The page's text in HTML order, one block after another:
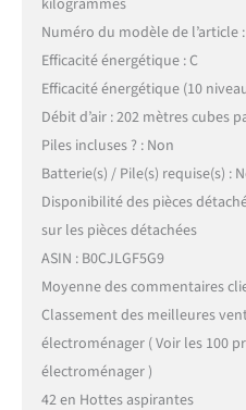
kilogrammes
Numéro du modèle de l’article :
Efficacité énergétique : C
Efficacité énergétique (10
Débit d’air : 202 mètres cubes
Piles incluses ? : Non
Batterie(s) / Pile(s) requise(s) :
Disponibilité des pièces
sur les pièces détachées
ASIN : B0CJLGF5G9
Moyenne des commentaires
Classement des meilleures
électroménager ( Voir les 100
électroménager )
42 en Hottes aspirantes